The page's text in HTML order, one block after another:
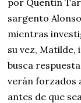
sargento
mientras
su vez,
busca
verán forzados
antes de que